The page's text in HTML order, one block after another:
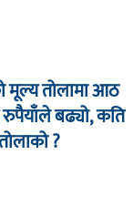
मूल्य तोलामा आठ
बढ्यो, कति
?